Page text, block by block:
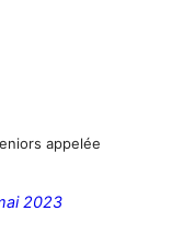
appelée
2023